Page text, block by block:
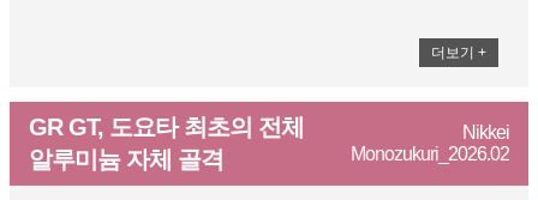
더보기 +
GR GT, 도요타 최초의 전체
알루미늄 자체 골격
Nikkei
Monozukuri_2026.02